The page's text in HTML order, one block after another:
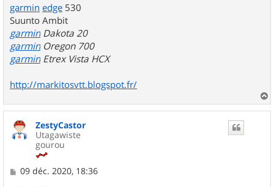
garmin edge 530
Suunto Ambit
garmin Dakota 20
garmin Oregon 700
garmin Etrex Vista HCX
http://markitosvtt.blogspot.fr/
a
u
ZestyCastor
Utagawiste
gourou
M
09 déc. 2020, 18:36